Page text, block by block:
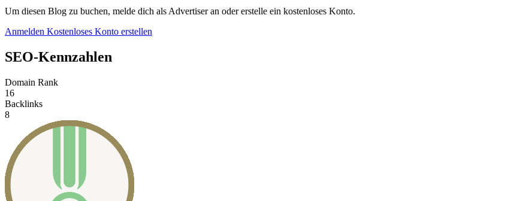
Um diesen Blog zu buchen, melde dich als Advertiser an oder erstelle ein kostenloses Konto.
Anmelden Kostenloses Konto erstellen
SEO-Kennzahlen
Domain Rank
16
Backlinks
8